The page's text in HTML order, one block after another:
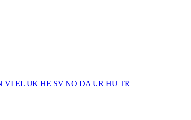
VI EL UK HE SV NO DA UR HU TR